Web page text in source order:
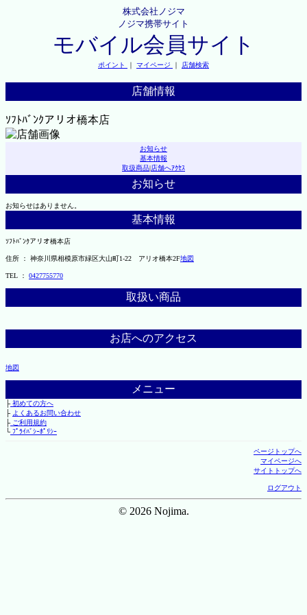
株式会社ノジマ
ノジマ携帯サイト
モバイル会員サイト
ポイント ｜ マイページ ｜ 店舗検索
店舗情報
ｿﾌﾄﾊﾞﾝｸアリオ橋本店
お知らせ
基本情報
取扱商品|店舗へｱｸｾｽ
お知らせ
お知らせはありません。
基本情報
ｿﾌﾄﾊﾞﾝｸアリオ橋本店
住所 ： 神奈川県相模原市緑区大山町1-22 アリオ橋本2F地図
TEL ： 0427755770
取扱い商品
お店へのアクセス
地図
メニュー
├初めての方へ
├ よくあるお問い合わせ
├ご利用規約
└ﾌﾟﾗｲﾊﾞｼｰﾎﾟﾘｼｰ
ページトップへ
マイページへ
サイトトップへ
ログアウト
© 2026 Nojima.